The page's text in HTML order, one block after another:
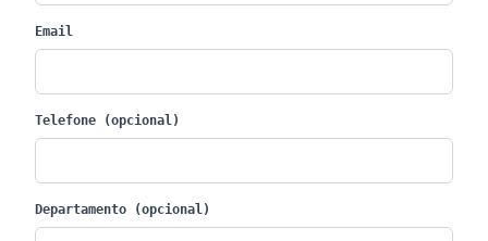
Email
Telefone (opcional)
Departamento (opcional)